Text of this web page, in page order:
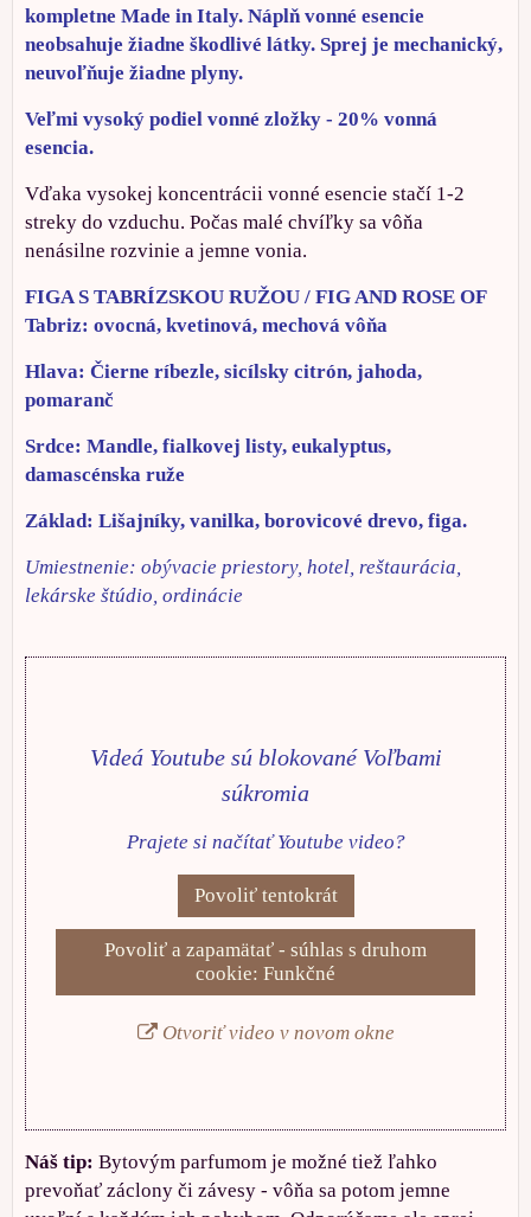
kompletne Made in Italy. Náplň vonné esencie
neobsahuje žiadne škodlivé látky. Sprej je mechanický,
neuvoľňuje žiadne plyny.
Veľmi vysoký podiel vonné zložky - 20% vonná
esencia.
Vďaka vysokej koncentrácii vonné esencie stačí 1-2
streky do vzduchu. Počas malé chvíľky sa vôňa
nenásilne rozvinie a jemne vonia.
FIGA S TABRÍZSKOU RUŽOU / FIG AND ROSE OF
Tabriz: ovocná, kvetinová, mechová vôňa
Hlava: Čierne ríbezle, sicílsky citrón, jahoda,
pomaranč
Srdce: Mandle, fialkovej listy, eukalyptus,
damascénska ruže
Základ: Lišajníky, vanilka, borovicové drevo, figa.
Umiestnenie: obývacie priestory, hotel, reštaurácia,
lekárske štúdio, ordinácie
Videá Youtube sú blokované Voľbami
súkromia
Prajete si načítať Youtube video?
Povoliť tentokrát
Povoliť a zapamätať - súhlas s druhom
cookie: Funkčné
Otvoriť video v novom okne
Náš tip: Bytovým parfumom je možné tiež ľahko
prevoňať záclony či závesy - vôňa sa potom jemne